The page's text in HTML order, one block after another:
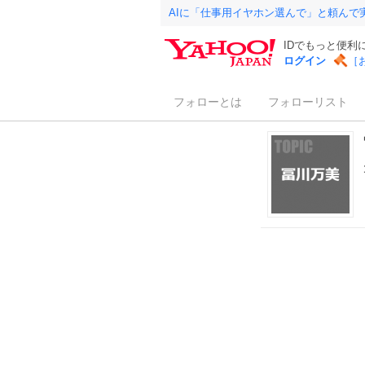
AIに「仕事用イヤホン選んで」と頼んで
IDでもっと便利
ログイン
フォローとは フォローリスト